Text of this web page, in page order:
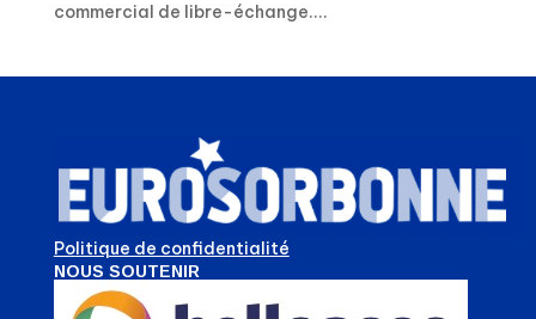
commercial de libre-échange....
Politique de confidentialité
NOUS SOUTENIR